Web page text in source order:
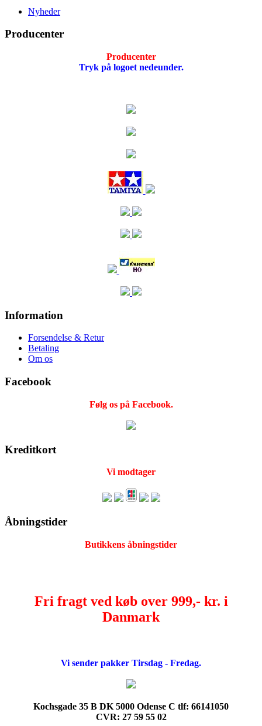
Nyheder
Producenter
Producenter
Tryk på logoet nedeunder.
Information
Forsendelse & Retur
Betaling
Om os
Facebook
Følg os på Facebook.
Kreditkort
Vi modtager
Åbningstider
Butikkens åbningstider
Fri fragt ved køb over 999,- kr. i
Danmark
Vi sender pakker Tirsdag - Fredag.
Kochsgade 35 B DK 5000 Odense C tlf: 66141050
CVR: 27 59 55 02